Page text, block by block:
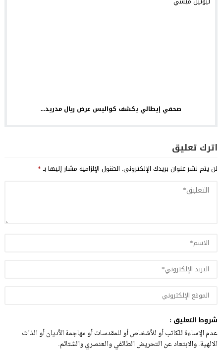
صحفي إيطالي يكشف كواليس عرض ريال مدريد...
اترك تعليق
لن يتم نشر عنوان بريدك الإلكتروني. الحقول الإلزامية مشار إليها بـ*
شروط التعليق :
عدم الإساءة للكاتب أو للأشخاص أو للمقدسات أو مهاجمة الأديان أو الذات
الالهية. والابتعاد عن التحريض الطائفي والعنصري والشتائم.